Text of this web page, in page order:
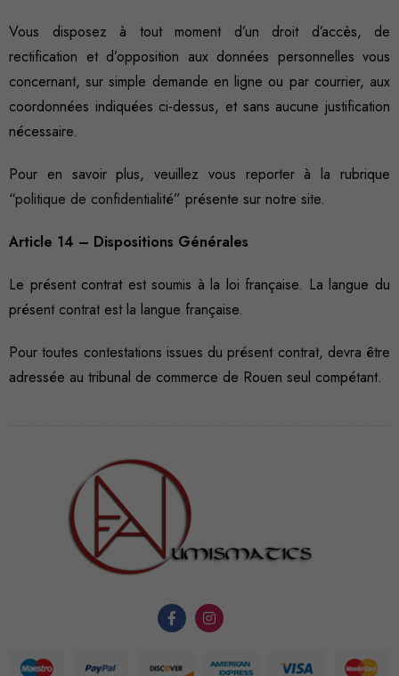
Vous disposez à tout moment d’un droit d’accès, de
rectification et d’opposition aux données personnelles vous
concernant, sur simple demande en ligne ou par courrier, aux
coordonnées indiquées ci-dessus, et sans aucune justification
nécessaire.
Pour en savoir plus, veuillez vous reporter à la rubrique
“politique de confidentialité” présente sur notre site.
Article 14 – Dispositions Générales
Le présent contrat est soumis à la loi française. La langue du
présent contrat est la langue française.
Pour toutes contestations issues du présent contrat, devra être
adressée au tribunal de commerce de Rouen seul compétant.